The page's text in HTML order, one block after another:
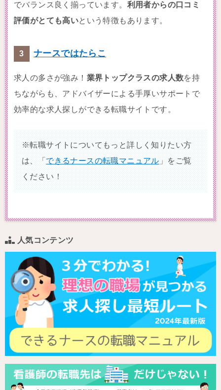
でバランス良く揃っています。 利用者からの口コミ
評価がとても高いという特徴もあります。
ナースではたらこ
求人の多さが強み！ 業界トップクラスの求人数を持
ちながらも、アドバイザーによる手厚いサポートで
効率的な求人探しができる転職サイトです。
※転職サイトについてもっと詳しく知りたい方
は、「できるナースの転職マニュアル 」をご覧
ください！
人気コンテンツ